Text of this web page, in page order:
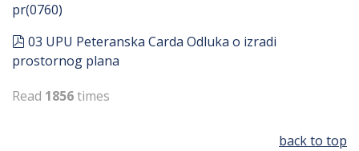
pr(0760)
pdf
03 UPU Peteranska Carda Odluka o izradi
prostornog plana
Read 1856times
back to top